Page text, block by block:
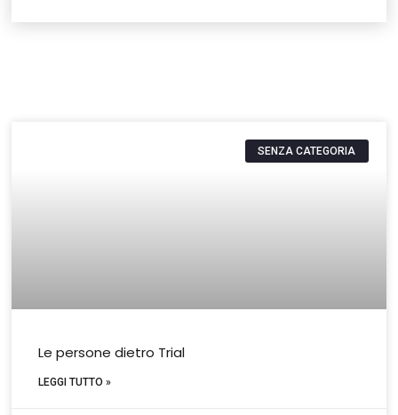
SENZA CATEGORIA
Le persone dietro Trial
LEGGI TUTTO »